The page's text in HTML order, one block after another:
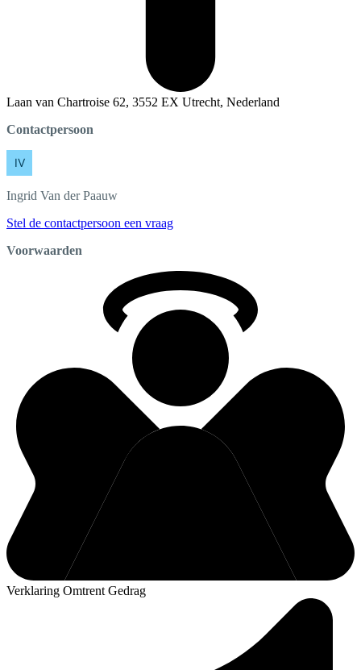
Laan van Chartroise 62, 3552 EX Utrecht, Nederland
Contactpersoon
Ingrid Van der Paauw
Stel de contactpersoon een vraag
Voorwaarden
Verklaring Omtrent Gedrag